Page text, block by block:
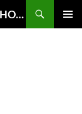
15 ANOS – SERRA DA CANTAREIRA HOJE E COTIDIANO DO BRASIL E DO MUNDO